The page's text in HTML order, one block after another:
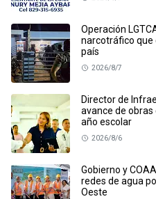
Operación
narcotráfico que
país
2026/8/7
Director de
avance de obras
año escolar
2026/8/6
Gobierno y
redes de agua
Oeste